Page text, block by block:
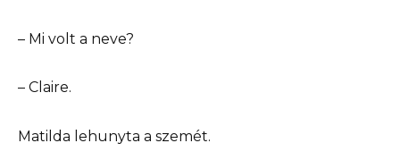
– Mi volt a neve?
– Claire.
Matilda lehunyta a szemét.